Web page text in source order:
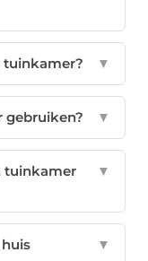
tuinkamer? ▼
gebruiken? ▼
tuinkamer
▼
▼